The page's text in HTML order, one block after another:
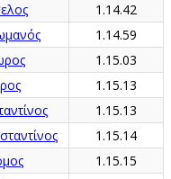
1.14.42
1.14.59
1.15.03
1.15.13
1.15.13
1.15.14
1.15.15